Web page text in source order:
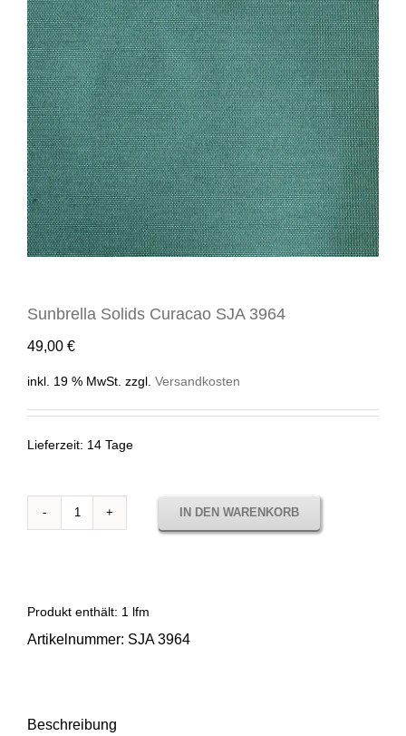
Sunbrella Solids Curacao SJA 3964
49,00 €
inkl. 19 % MwSt. zzgl. Versandkosten
Lieferzeit: 14 Tage
Sunbrella
3964
IN DEN WARENKORB
Produkt enthält: 1 lfm
Artikelnummer: SJA 3964
Beschreibung